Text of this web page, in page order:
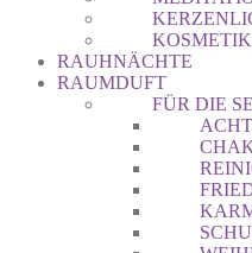
KOSMETIK
RAUHNÄCHTE
RAUMDUFT
FÜR DIE